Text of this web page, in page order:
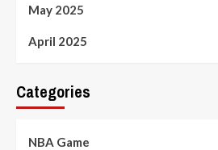
May 2025
April 2025
Categories
NBA Game